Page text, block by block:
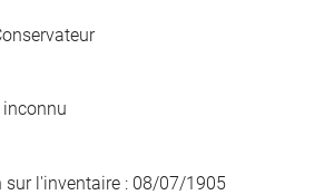
sur l'inventaire : 08/07/1905